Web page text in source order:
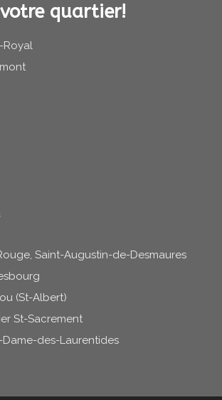
votre quartier!
Royal
Saint-Augustin-de-Desmaures
(St-Albert)
St-Sacrement
des-Laurentides